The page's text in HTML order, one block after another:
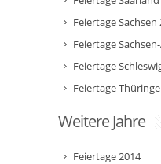
Feiertage Sachsen
Feiertage
Feiertage
Feiertage
Weitere Jahre
Feiertage 2014